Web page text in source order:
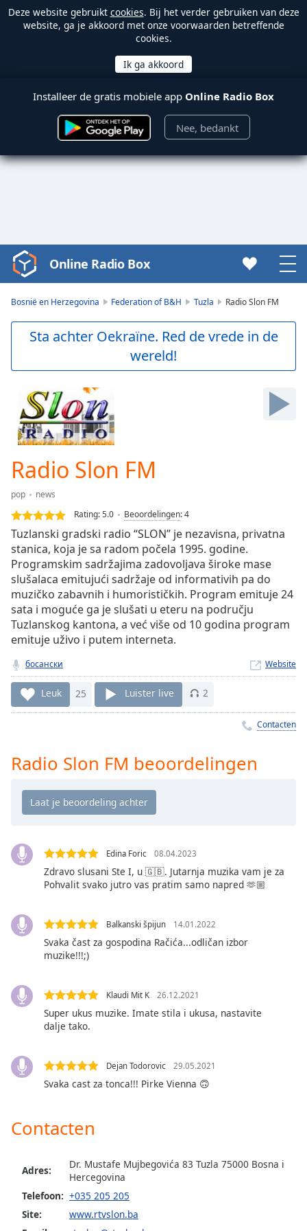
Deze website gebruikt cookies. Bij het verder gebruiken van deze
website, ga je akkoord met onze voorwaarden betreffende
cookies.
Installeer de gratis mobiele app Online Radio Box
Nee, bedankt
Video
Player
Skip
Skip
Forward
Mute
Current
Loaded:
0.00%
Stream
TypeLIVE
Seek to
live,
currently
behind
LIVE
Remaining
Time-
1x
Playback
Rate
Chapters
descriptions
Subtitles
subtitles
opens
subtitles
settings
subtitles
off
,
selected
Picture-
This
modal
window.
Beginning
Online Radio Box
Bosnië en Herzegovina Federation of B&H Tuzla Radio Slon FM
Sta achter Oekraïne. Red de vrede in de
wereld!
Radio Slon FM
pop
news
Rating:5.0 Beoordelingen:4
Tuzlanski gradski radio “SLON” je nezavisna, privatna
stanica, koja je sa radom počela 1995. godine.
Programskim sadržajima zadovoljava široke mase
slušalaca emitujući sadržaje od informativih pa do
muzičko zabavnih i humorističkih. Program emituje 24
sata i moguće ga je slušati u eteru na području
Tuzlanskog kantona, a već više od 10 godina program
emituje uživo i putem interneta.
босански Website
Leuk 25 Luister live 2
Contacten
Radio Slon FM beoordelingen
Edina Foric 08.04.2023
Zdravo slusani Ste I, u 🇬🇧. Jutarnja muzika vam je za
Pohvalit svako jutro vas pratim samo napred 🫶🏼
Balkanski špijun 14.01.2022
Svaka čast za gospodina Račića...odličan izbor
muzike!!!;)
Klaudi Mit K 26.12.2021
Super ukus muzike. Imate stila i ukusa, nastavite
dalje tako.
Dejan Todorovic 29.05.2021
Svaka cast za tonca!!! Pirke Vienna 🙃
Contacten
Adres:
Dr. Mustafe Mujbegovića 83 Tuzla 75000 Bosna i
Hercegovina
Telefoon: +035 205 205
Site:
www.rtvslon.ba